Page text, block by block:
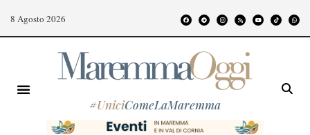
8 Agosto 2026
#UniciComeLaMaremma